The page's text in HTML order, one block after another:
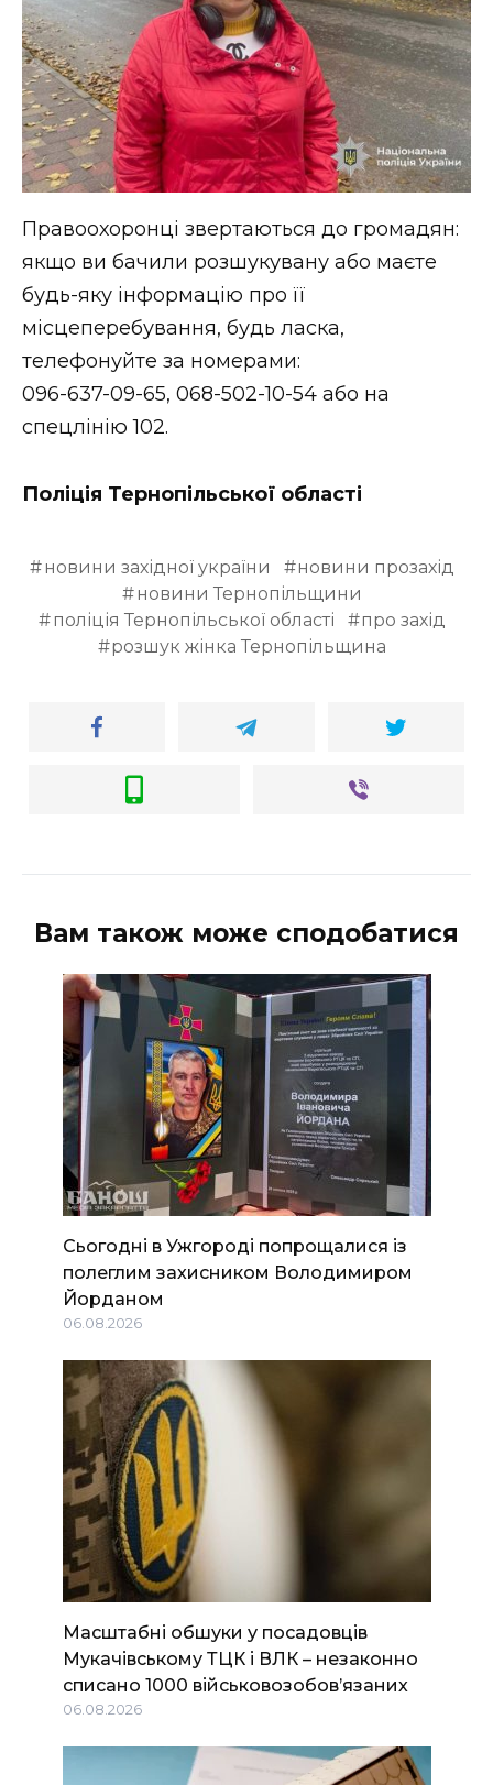
Правоохоронці звертаються до громадян:
якщо ви бачили розшукувану або маєте
будь-яку інформацію про її
місцеперебування, будь ласка,
телефонуйте за номерами:
096-637-09-65, 068-502-10-54 або на
спецлінію 102.
Поліція Тернопільської області
новини західної україни
новини прозахід
новини Тернопільщини
поліція Тернопільської області
про захід
розшук жінка Тернопільщина
Вам також може сподобатися
Сьогодні в Ужгороді попрощалися із
полеглим захисником Володимиром
Йорданом
06.08.2026
Масштабні обшуки у посадовців
Мукачівському ТЦК і ВЛК – незаконно
списано 1000 військовозобов’язаних
06.08.2026